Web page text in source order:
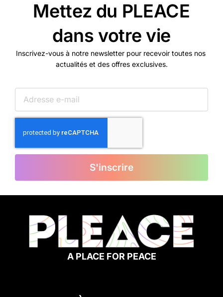
Mettez du PLEACE
dans votre vie
Inscrivez-vous à notre newsletter pour recevoir toutes nos
actualités et des offres exclusives.
S'inscrire
A PLACE FOR PEACE